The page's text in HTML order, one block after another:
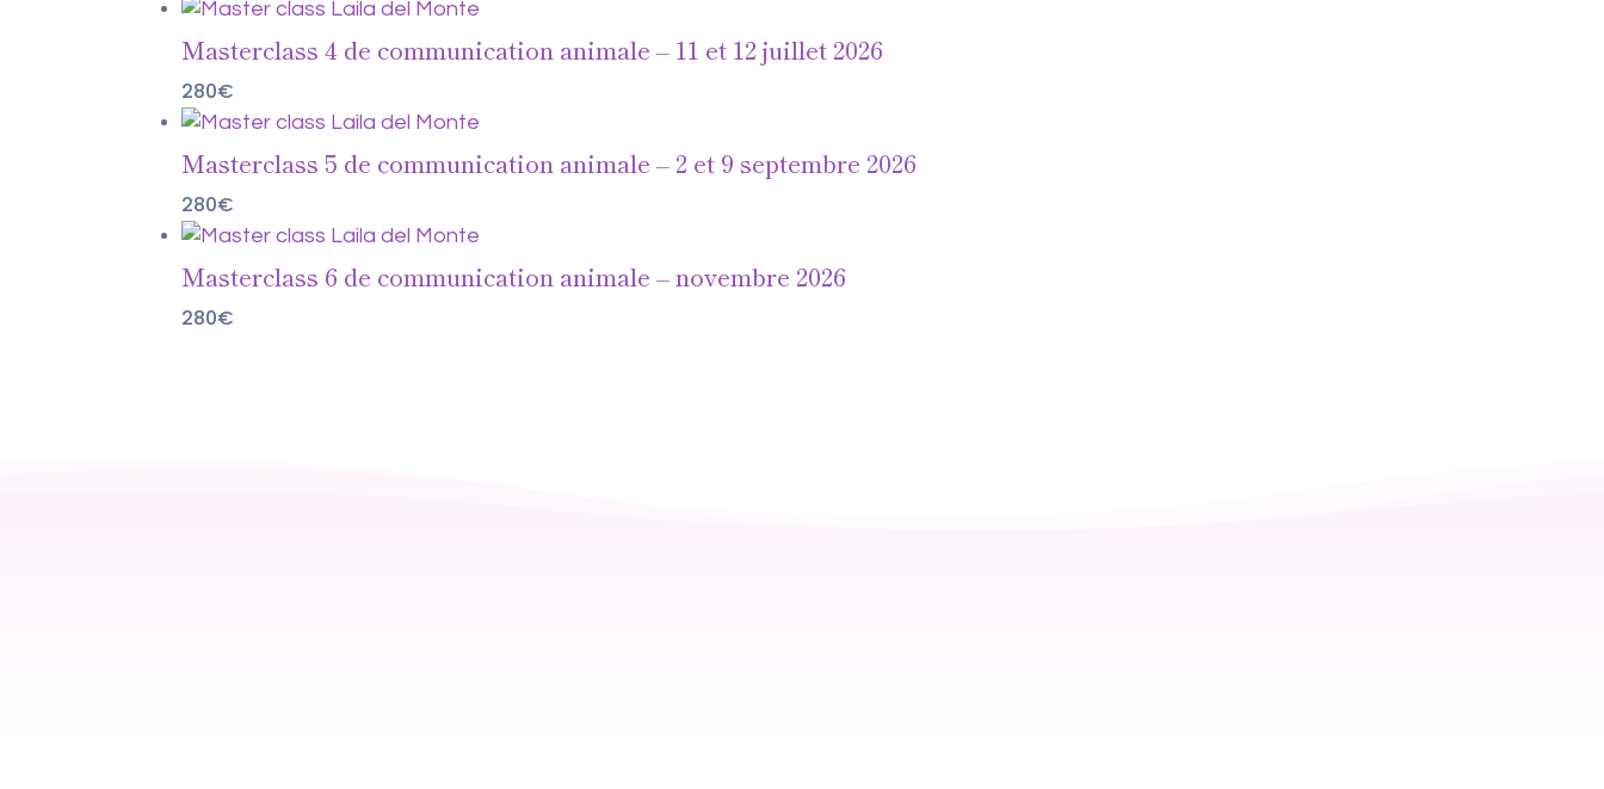
Masterclass 4 de communication animale – 11 et 12 juillet 2026
280€
Masterclass 5 de communication animale – 2 et 9 septembre 2026
280€
Masterclass 6 de communication animale – novembre 2026
280€